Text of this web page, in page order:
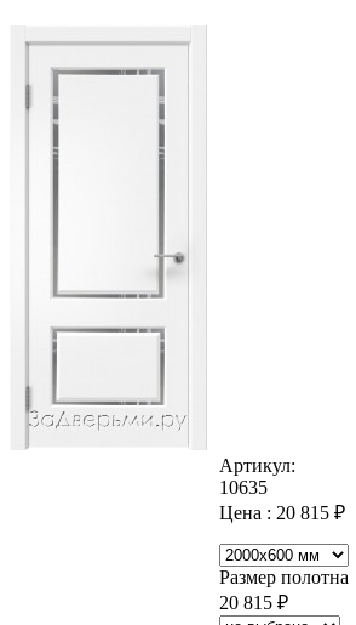
Артикул:
10635
Цена : 20 815 ₽
Размер полотна
20 815 ₽